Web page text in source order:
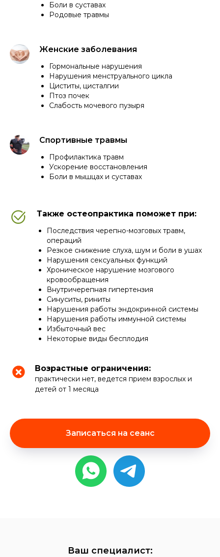
Боли в суставах
Родовые травмы
Женские заболевания
Гормональные нарушения
Нарушения менструального цикла
Циститы, цисталгии
Птоз почек
Слабость мочевого пузыря
Спортивные травмы
Профилактика травм
Ускорение восстановления
Боли в мышцах и суставах
Также остеопрактика поможет при:
Последствия черепно-мозговых травм,
операций
Резкое снижение слуха, шум и боли в ушах
Нарушения сексуальных функций
Хроническое нарушение мозгового
кровообращения
Внутричерепная гипертензия
Синуситы, риниты
Нарушения работы эндокринной системы
Нарушения работы иммунной системы
Избыточный вес
Некоторые виды бесплодия
Возрастные ограничения:
практически нет, ведется прием взрослых и
детей от 1 месяца
Записаться на сеанс
Ваш специалист: